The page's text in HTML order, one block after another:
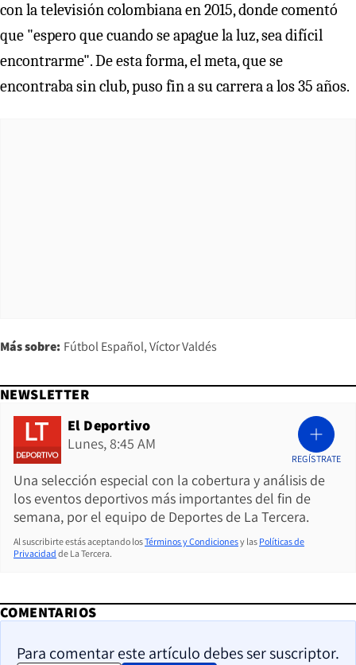
con la televisión colombiana en 2015, donde comentó
que "espero que cuando se apague la luz, sea difícil
encontrarme". De esta forma, el meta, que se
encontraba sin club, puso fin a su carrera a los 35 años.
Más sobre: Fútbol Español Víctor Valdés
NEWSLETTER
El Deportivo
Lunes, 8:45 AM
Una selección especial con la cobertura y análisis de
los eventos deportivos más importantes del fin de
semana, por el equipo de Deportes de La Tercera.
REGÍSTRATE
Al suscribirte estás aceptando losTérminos y Condicionesy las Políticas de
Privacidad de La Tercera.
COMENTARIOS
Para comentar este artículo debes ser suscriptor.